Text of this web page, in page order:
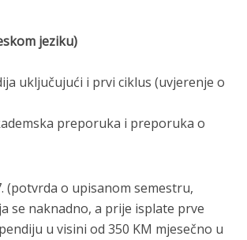
jeziku)
uključujući i prvi ciklus (uvjerenje o
preporuka i preporuka o
(potvrda o upisanom semestru,
se naknadno, a prije isplate prve
u visini od 350 KM mjesečno u